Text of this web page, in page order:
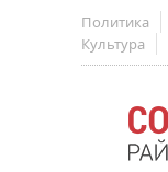
Политика
Культура